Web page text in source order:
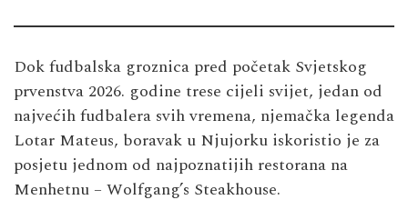
Dok fudbalska groznica pred početak Svjetskog
prvenstva 2026. godine trese cijeli svijet, jedan od
najvećih fudbalera svih vremena, njemačka legenda
Lotar Mateus, boravak u Njujorku iskoristio je za
posjetu jednom od najpoznatijih restorana na
Menhetnu – Wolfgang’s Steakhouse.